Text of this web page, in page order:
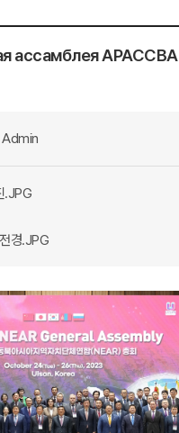
ассамблея АРАССВА
Admin
.JPG
경.JPG